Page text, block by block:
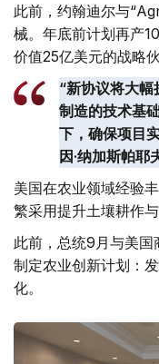
此前，约翰迪尔与
械。年底前计划再产
价值25亿美元的战略伙
“新协议将大
制造的技术基
下，确保项目
因·纳加斯帕耶
美国在农业领域经验
繁采用提升土壤耕作
此前，总统9月与美
制定农业创新计划：
化。